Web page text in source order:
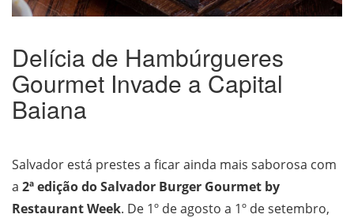
Delícia de Hambúrgueres
Gourmet Invade a Capital
Baiana
Salvador está prestes a ficar ainda mais saborosa com
a 2ª edição do Salvador Burger Gourmet by
Restaurant Week. De 1º de agosto a 1º de setembro,